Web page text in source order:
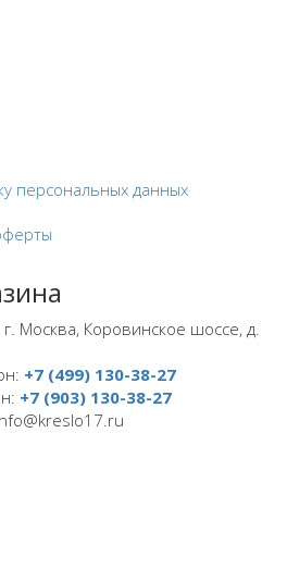
персональных данных
г. Москва, Коровинское шоссе, д.
+7 (499) 130-38-27
+7 (903) 130-38-27